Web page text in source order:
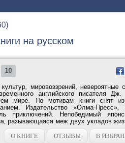
на русском
10
мировоззрений, невероятные
английского писателя
мире. По мотивам книги снят
Издательство «Олма-
приключений. Непобедимый
разывающаяся меж двух укладов
О КНИГЕ
ОТЗЫВЫ В